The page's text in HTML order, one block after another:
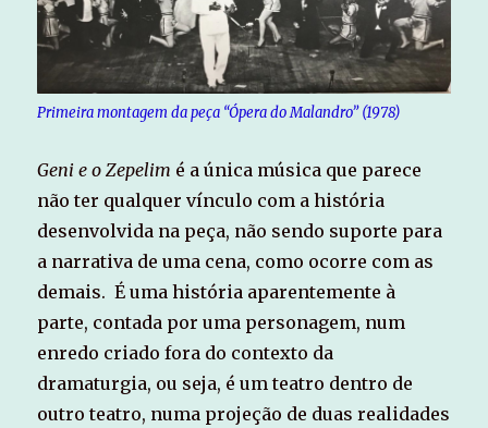
Primeira montagem da peça “Ópera do Malandro” (1978)
Geni e o Zepelim é a única música que parece
não ter qualquer vínculo com a história
desenvolvida na peça, não sendo suporte para
a narrativa de uma cena, como ocorre com as
demais. É uma história aparentemente à
parte, contada por uma personagem, num
enredo criado fora do contexto da
dramaturgia, ou seja, é um teatro dentro de
outro teatro, numa projeção de duas realidades